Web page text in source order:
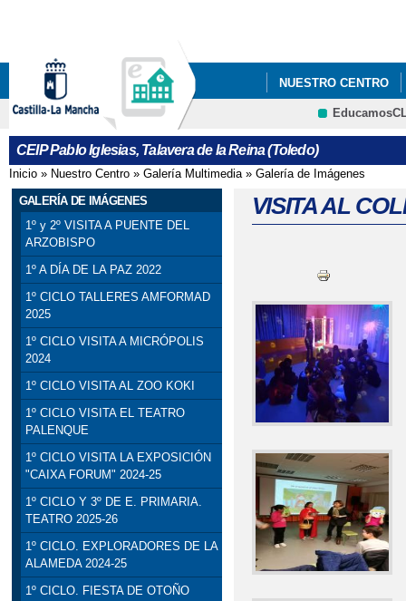
NUESTRO CENTRO
5ºY6º PODCAST_
CEIP Pablo Iglesias, Talavera de la Reina (Toledo)
Se encuentra usted aquí
Inicio » Nuestro Centro » Galería Multimedia» Galería de Imágenes
GALERÍA DE IMÁGENES
1º y 2º VISITA A PUENTE DEL
ARZOBISPO
1º A DÍA DE LA PAZ 2022
1º CICLO TALLERES AMFORMAD
2025
1º CICLO VISITA A MICRÓPOLIS
2024
1º CICLO VISITA AL ZOO KOKI
1º CICLO VISITA EL TEATRO
PALENQUE
1º CICLO VISITA LA EXPOSICIÓN
"CAIXA FORUM" 2024-25
1º CICLO Y 3º DE E. PRIMARIA.
TEATRO 2025-26
1º CICLO. EXPLORADORES DE LA
ALAMEDA 2024-25
1º CICLO. FIESTA DE OTOÑO
VISITA AL